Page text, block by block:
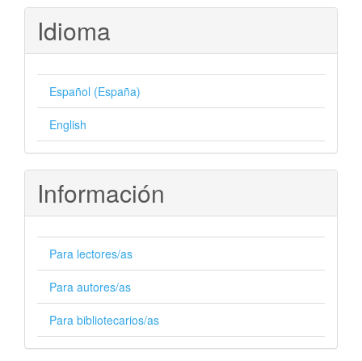
Idioma
Español (España)
English
Información
Para lectores/as
Para autores/as
Para bibliotecarios/as